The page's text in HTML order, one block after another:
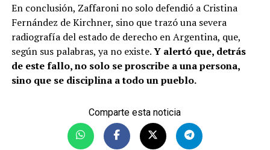
En conclusión, Zaffaroni no solo defendió a Cristina
Fernández de Kirchner, sino que trazó una severa
radiografía del estado de derecho en Argentina, que,
según sus palabras, ya no existe.Y alertó que, detrás
de este fallo, no solo se proscribe a una persona,
sino que se disciplina a todo un pueblo.
Comparte esta noticia